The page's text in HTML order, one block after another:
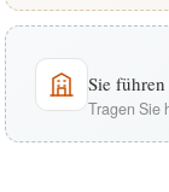
Sie
Tragen Sie